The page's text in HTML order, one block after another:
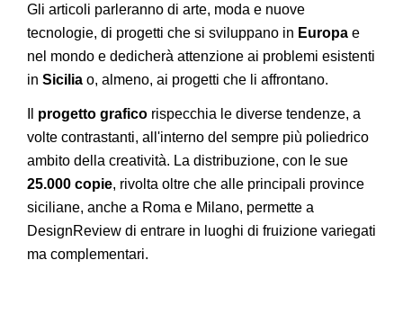
Gli articoli parleranno di arte, moda e nuove
tecnologie, di progetti che si sviluppano in Europa e
nel mondo e dedicherà attenzione ai problemi esistenti
in Sicilia o, almeno, ai progetti che li affrontano.
progetto grafico rispecchia le diverse tendenze, a
volte contrastanti, all'interno del sempre più poliedrico
ambito della creatività. La distribuzione, con le sue
25.000 copie, rivolta oltre che alle principali province
siciliane, anche a Roma e Milano, permette a
DesignReview di entrare in luoghi di fruizione variegati
ma complementari.